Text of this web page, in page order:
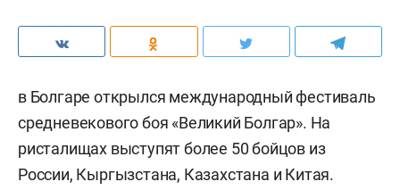
в Болгаре открылся международный фестиваль
средневекового боя «Великий Болгар». На
ристалищах выступят более 50 бойцов из
России, Кыргызстана, Казахстана и Китая.